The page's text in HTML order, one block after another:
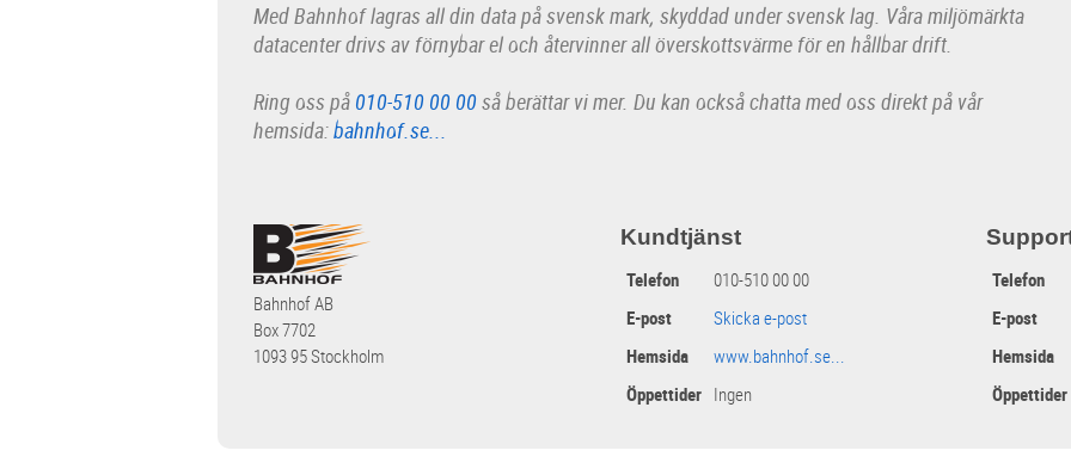
Med Bahnhof lagras all din data på svensk mark, skyddad under svensk lag. Våra miljömärkta
datacenter drivs av förnybar el och återvinner all överskottsvärme för en hållbar drift.
Ring oss på 010-510 00 00så berättar vi mer. Du kan också chatta med oss direkt på vår
hemsida:bahnhof.se...
Bahnhof AB
Box 7702
1093 95 Stockholm
Kundtjänst
Telefon
010-510 00 00
E-post
Skicka e-post
Hemsida
www.bahnhof.se...
Öppettider Ingen
Telefon
E-post
Hemsida
Öppettider